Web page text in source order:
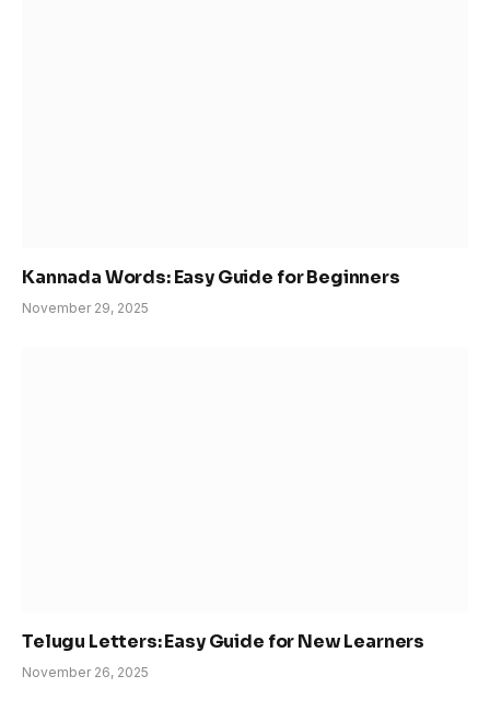
Kannada Words: Easy Guide for Beginners
November 29, 2025
Telugu Letters: Easy Guide for New Learners
November 26, 2025